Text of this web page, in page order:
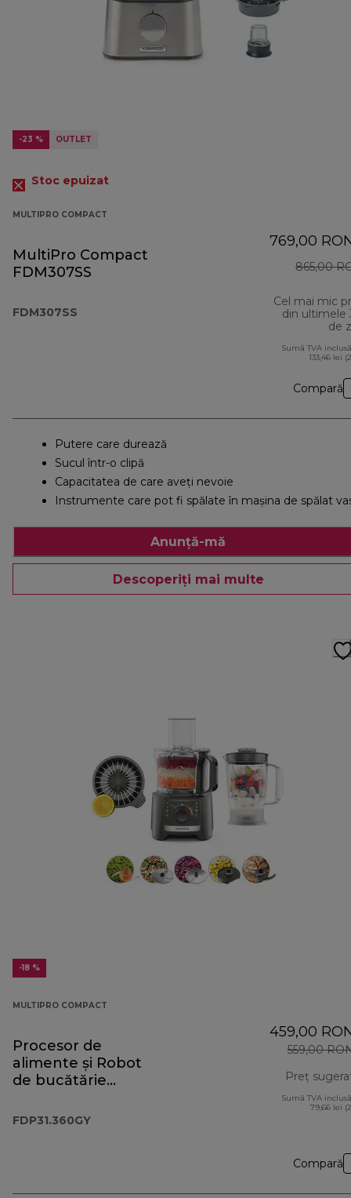
-23 % OUTLET
Stoc epuizat
MULTIPRO COMPACT
MultiPro Compact
FDM307SS
FDM307SS
769,00
865,00
Cel mai mic
din ultimele
de
Sumă TVA
133,46 lei
Compară
Putere care durează
Sucul într-o clipă
Capacitatea de care aveți nevoie
Instrumente care pot fi spălate în maşina de spălat
Anunță-mă
Descoperiți mai multe
-18 %
MULTIPRO COMPACT
Procesor de
alimente și Robot
de bucătărie
FDP31.360GY
FDP31.360GY
459,00
559,00
Preț
Sumă TVA
79,66 lei
Compară